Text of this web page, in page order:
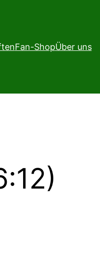
Fan-ShopÜber uns